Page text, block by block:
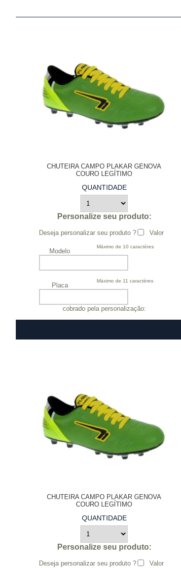
CHUTEIRA CAMPO PLAKAR GENOVA
COURO LEGÍTIMO
QUANTIDADE
Personalize seu produto:
Deseja personalizar seu produto ?
Modelo
Máximo de 10 caractéres
Placa
Máximo de 11 caractéres
Valor
cobrado pela personalização:
CHUTEIRA CAMPO PLAKAR GENOVA
COURO LEGÍTIMO
QUANTIDADE
Personalize seu produto:
Deseja personalizar seu produto ? Valor